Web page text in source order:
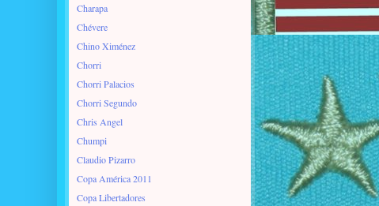
Charapa
Chévere
Chino Ximénez
Chorri
Chorri Palacios
Chorri Segundo
Chris Angel
Chumpi
Claudio Pizarro
Copa América 2011
Copa Libertadores